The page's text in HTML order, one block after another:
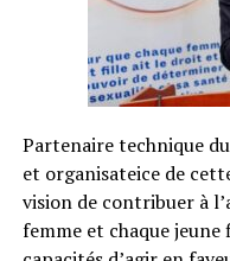
Partenaire technique
et organisateice de
vision de contribuer à
femme et chaque